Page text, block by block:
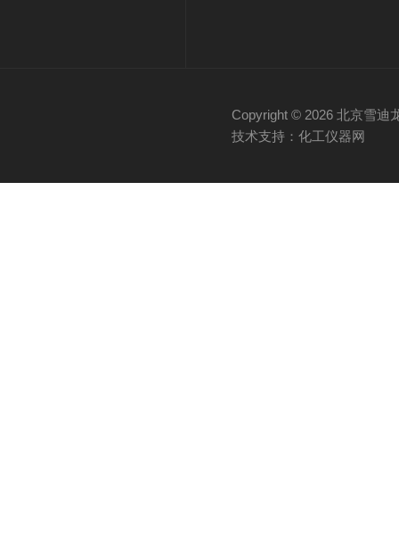
Copyright © 2026 北京雪迪
技术支持：化工仪器网